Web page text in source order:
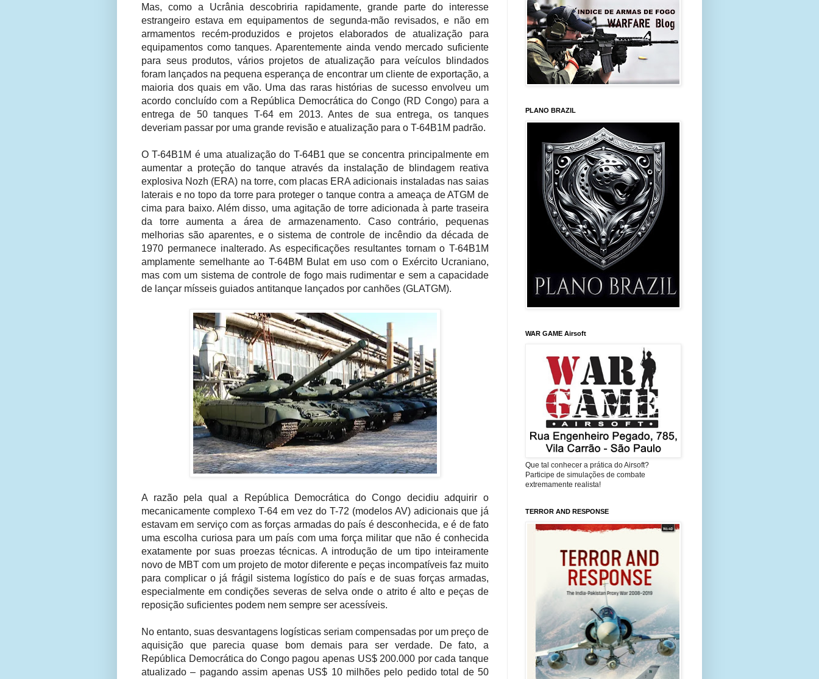
Mas, como a Ucrânia descobriria rapidamente, grande parte do interesse
estrangeiro estava em equipamentos de segunda-mão revisados, e não em
armamentos recém-produzidos e projetos elaborados de atualização para
equipamentos como tanques. Aparentemente ainda vendo mercado suficiente
para seus produtos, vários projetos de atualização para veículos blindados
foram lançados na pequena esperança de encontrar um cliente de exportação, a
maioria dos quais em vão. Uma das raras histórias de sucesso envolveu um
acordo concluído com a República Democrática do Congo (RD Congo) para a
entrega de 50 tanques T-64 em 2013. Antes de sua entrega, os tanques
deveriam passar por uma grande revisão e atualização para o T-64B1M padrão.
O T-64B1M é uma atualização do T-64B1 que se concentra principalmente em
aumentar a proteção do tanque através da instalação de blindagem reativa
explosiva Nozh (ERA) na torre, com placas ERA adicionais instaladas nas saias
laterais e no topo da torre para proteger o tanque contra a ameaça de ATGM de
cima para baixo. Além disso, uma agitação de torre adicionada à parte traseira
da torre aumenta a área de armazenamento. Caso contrário, pequenas
melhorias são aparentes, e o sistema de controle de incêndio da década de
1970 permanece inalterado. As especificações resultantes tornam o T-64B1M
amplamente semelhante ao T-64BM Bulat em uso com o Exército Ucraniano,
mas com um sistema de controle de fogo mais rudimentar e sem a capacidade
de lançar mísseis guiados antitanque lançados por canhões (GLATGM).
A razão pela qual a República Democrática do Congo decidiu adquirir o
mecanicamente complexo T-64 em vez do T-72 (modelos AV) adicionais que já
estavam em serviço com as forças armadas do país é desconhecida, e é de fato
uma escolha curiosa para um país com uma força militar que não é conhecida
exatamente por suas proezas técnicas. A introdução de um tipo inteiramente
novo de MBT com um projeto de motor diferente e peças incompatíveis faz muito
para complicar o já frágil sistema logístico do país e de suas forças armadas,
especialmente em condições severas de selva onde o atrito é alto e peças de
reposição suficientes podem nem sempre ser acessíveis.
No entanto, suas desvantagens logísticas seriam compensadas por um preço de
aquisição que parecia quase bom demais para ser verdade. De fato, a
República Democrática do Congo pagou apenas US$ 200.000 por cada tanque
atualizado – pagando assim apenas US$ 10 milhões pelo pedido total de 50
PLANO BRAZIL
WAR GAME Airsoft
Que tal conhecer a prática do Airsoft?
Participe de simulações de combate
extremamente realista!
TERROR AND RESPONSE